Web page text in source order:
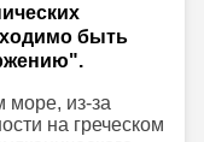
быть
море, из-за
на греческом